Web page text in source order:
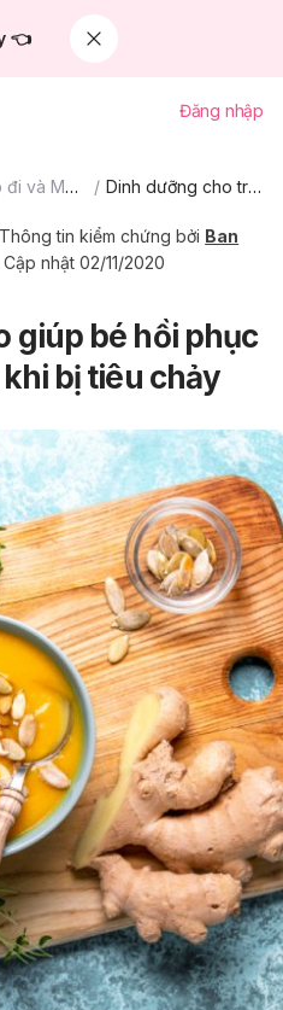
👈
Đăng nhập
Trẻ tập đi và Mẫu giáo Dinh dưỡng cho trẻ tập đi và mẫu giáo
Thông tin kiểm chứng bởi Ban
Cập nhật 02/11/2020
giúp bé hồi phục
bị tiêu chảy